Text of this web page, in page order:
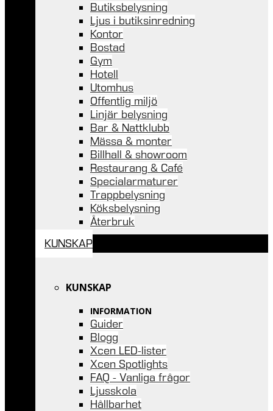
Butiksbelysning
Ljus i butiksinredning
Kontor
Bostad
Gym
Hotell
Utomhus
Offentlig miljö
Linjär belysning
Bar & Nattklubb
Mässa & monter
Billhall & showroom
Restaurang & Café
Specialarmaturer
Trappbelysning
Köksbelysning
Återbruk
KUNSKAP
KUNSKAP
INFORMATION
Guider
Blogg
Xcen LED-lister
Xcen Spotlights
FAQ - Vanliga frågor
Ljusskola
Hållbarhet